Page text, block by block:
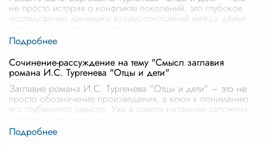
не просто история о конфликте поколений, это глубокое
исследование динамики взаимоотношений между двумя
Сочинение-рассуждение на тему "Смысл заглавия
романа И.С. Тургенева "Отцы и дети"
Заглавие романа И.С. Тургенева "Отцы и дети" – это не
просто обозначение произведения, а ключ к пониманию
его глубинного смысла. Уже в самом названии заложена